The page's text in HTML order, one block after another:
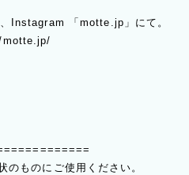
Instagram 「motte.jp」にて。
motte.jp/
ものにご使用ください。